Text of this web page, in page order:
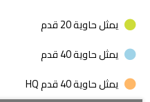
يمثل حاوية 20 قدم
يمثل حاوية 40 قدم
يمثل حاوية 40 قدم HQ